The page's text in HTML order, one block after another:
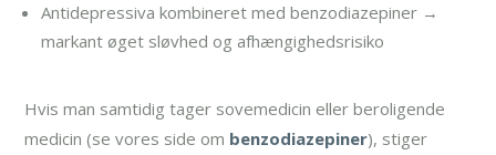
Antidepressiva kombineret med benzodiazepiner →
markant øget sløvhed og afhængighedsrisiko
Hvis man samtidig tager sovemedicin eller beroligende
medicin (se vores side om benzodiazepiner), stiger